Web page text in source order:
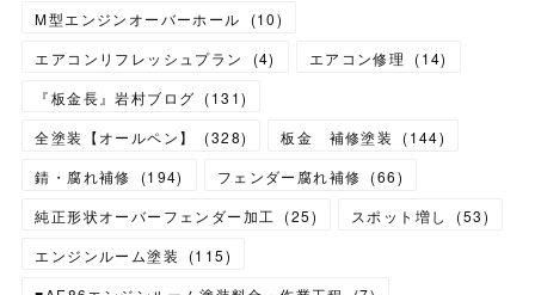
M型エンジンオーバーホール
(10)
エアコンリフレッシュプラン
(4) エアコン修理 (14)
『板金長』岩村ブログ (131)
全塗装【オールペン】
(328) 板金 補修塗装 (144)
錆・腐れ補修
(194) フェンダー腐れ補修 (66)
純正形状オーバーフェンダー加工
(25) スポット増し (53)
エンジンルーム塗装
(115)